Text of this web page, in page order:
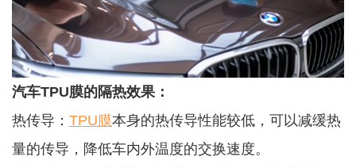
汽车TPU膜的隔热效果：
热传导： TPU膜本身的热传导性能较低，可以减缓热
量的传导，降低车内外温度的交换速度。